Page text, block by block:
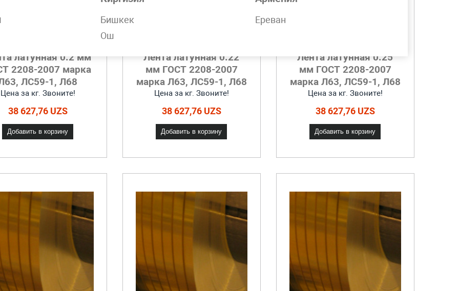
Бишкек
Ош
Ереван
латунная 0.2 мм
2208-2007 марка
ЛС59-1, Л68
Цена за кг. Звоните!
38 627,76 UZS
Добавить в корзину
Лента латунная 0.22
мм ГОСТ 2208-2007
марка Л63, ЛС59-1, Л68
Цена за кг. Звоните!
38 627,76 UZS
Добавить в корзину
Лента латунная 0.25
мм ГОСТ 2208-2007
марка Л63, ЛС59-1, Л68
Цена за кг. Звоните!
38 627,76 UZS
Добавить в корзину